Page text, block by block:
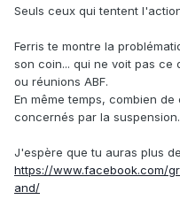
Seuls ceux qui tentent
Ferris te montre la
son coin... qui ne voit pas ce
ou réunions ABF.
En même temps, combien
concernés par la suspension.
J'espère que tu auras plus
https://www.facebook.com/
and/